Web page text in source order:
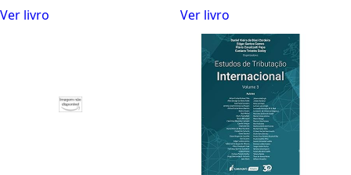
Ver livro
Ver livro